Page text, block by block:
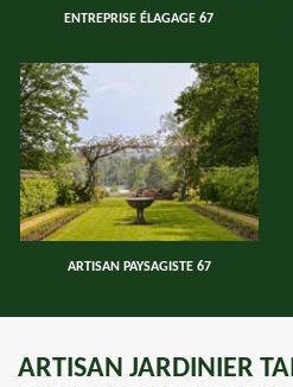
ENTREPRISE ÉLAGAGE 67
ARTISAN PAYSAGISTE 67
ARTISAN JARDINIER